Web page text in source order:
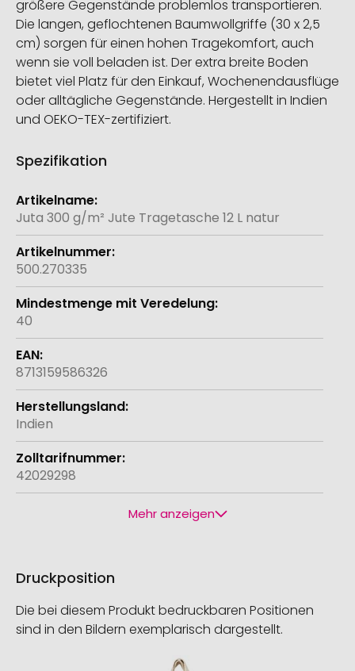
größere Gegenstände problemlos transportieren.
Die langen, geflochtenen Baumwollgriffe (30 x 2,5
cm) sorgen für einen hohen Tragekomfort, auch
wenn sie voll beladen ist. Der extra breite Boden
bietet viel Platz für den Einkauf, Wochenendausflüge
oder alltägliche Gegenstände. Hergestellt in Indien
und OEKO-TEX-zertifiziert.
Spezifikation
Weitere
Informationen
Juta 300 g/m² Jute Tragetasche 12 L natur
500.270335
40
8713159586326
Indien
42029298
Mehr anzeigen
Druckposition
Die bei diesem Produkt bedruckbaren Positionen
sind in den Bildern exemplarisch dargestellt.